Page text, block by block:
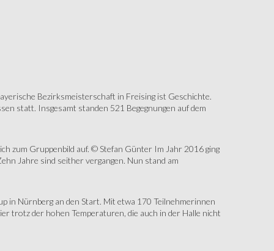
Bezirksmeisterschaft in Freising ist Geschichte.
statt. Insgesamt standen 521 Begegnungen auf dem
zum Gruppenbild auf. © Stefan Günter Im Jahr 2016 ging
Jahre sind seither vergangen. Nun stand am
in Nürnberg an den Start. Mit etwa 170 Teilnehmerinnen
trotz der hohen Temperaturen, die auch in der Halle nicht